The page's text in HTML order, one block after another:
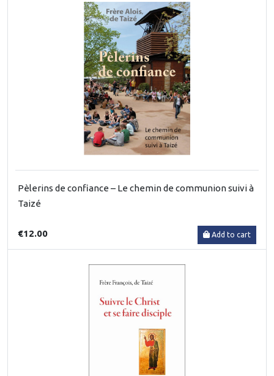
Pèlerins de confiance – Le chemin de communion suivi à
Taizé
€12.00 Add to cart